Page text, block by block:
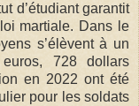
d’étudiant garantit
martiale. Dans le
s’élèvent à un
728 dollars
en 2022 ont été
pour les soldats